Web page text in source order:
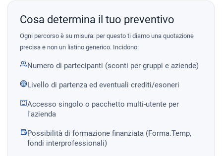
Cosa determina il tuo preventivo
Ogni percorso è su misura: per questo ti diamo una quotazione
precisa e non un listino generico. Incidono:
Numero di partecipanti (sconti per gruppi e aziende)
Livello di partenza ed eventuali crediti/esoneri
Accesso singolo o pacchetto multi-utente per
l'azienda
Possibilità di formazione finanziata (Forma.Temp,
fondi interprofessionali)